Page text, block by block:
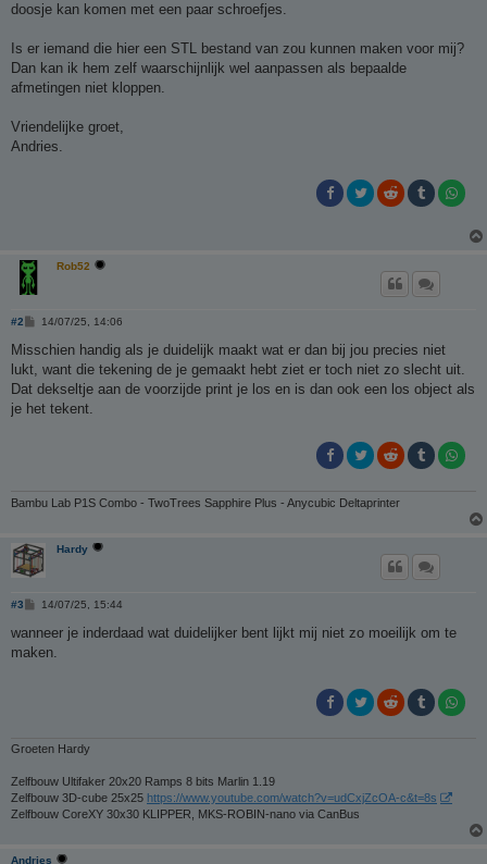
doosje kan komen met een paar schroefjes.
Is er iemand die hier een STL bestand van zou kunnen maken voor mij?
Dan kan ik hem zelf waarschijnlijk wel aanpassen als bepaalde
afmetingen niet kloppen.
Vriendelijke groet,
Andries.
Rob52
#2
B
r
c
h
14/07/25, 14:06
Misschien handig als je duidelijk maakt wat er dan bij jou precies niet
lukt, want die tekening de je gemaakt hebt ziet er toch niet zo slecht uit.
Dat dekseltje aan de voorzijde print je los en is dan ook een los object als
je het tekent.
Bambu Lab P1S Combo - TwoTrees Sapphire Plus - Anycubic Deltaprinter
Hardy
#3
B
r
c
14/07/25, 15:44
wanneer je inderdaad wat duidelijker bent lijkt mij niet zo moeilijk om te
maken.
Groeten Hardy
Zelfbouw Ultifaker 20x20 Ramps 8 bits Marlin 1.19
Zelfbouw 3D-cube 25x25 https://www.youtube.com/watch?v=udCxjZcOA-c&t=8s
Zelfbouw CoreXY 30x30 KLIPPER, MKS-ROBIN-nano via CanBus
Andries